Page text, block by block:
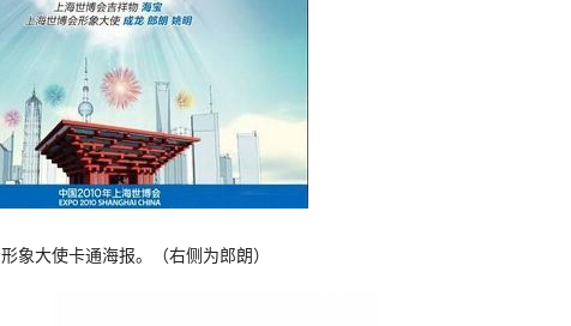
象大使卡通海报。（右侧为郎朗）